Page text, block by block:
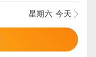
星期六 今天